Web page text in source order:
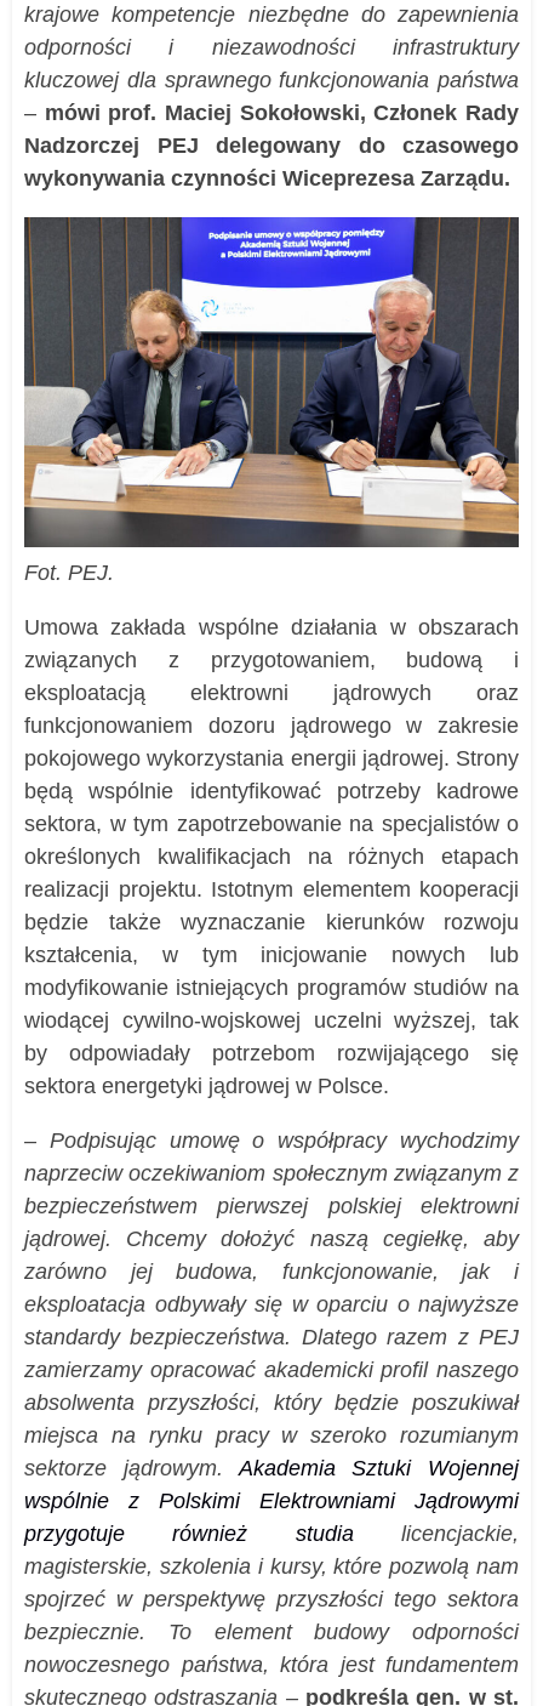
krajowe kompetencje niezbędne do zapewnienia
odporności i niezawodności infrastruktury
kluczowej dla sprawnego funkcjonowania państwa
– mówi prof. Maciej Sokołowski, Członek Rady
Nadzorczej PEJ delegowany do czasowego
wykonywania czynności Wiceprezesa Zarządu.
Fot. PEJ.
Umowa zakłada wspólne działania w obszarach
związanych z przygotowaniem, budową i
eksploatacją elektrowni jądrowych oraz
funkcjonowaniem dozoru jądrowego w zakresie
pokojowego wykorzystania energii jądrowej. Strony
będą wspólnie identyfikować potrzeby kadrowe
sektora, w tym zapotrzebowanie na specjalistów o
określonych kwalifikacjach na różnych etapach
realizacji projektu. Istotnym elementem kooperacji
będzie także wyznaczanie kierunków rozwoju
kształcenia, w tym inicjowanie nowych lub
modyfikowanie istniejących programów studiów na
wiodącej cywilno-wojskowej uczelni wyższej, tak
by odpowiadały potrzebom rozwijającego się
sektora energetyki jądrowej w Polsce.
– Podpisując umowę o współpracy wychodzimy
naprzeciw oczekiwaniom społecznym związanym z
bezpieczeństwem pierwszej polskiej elektrowni
jądrowej. Chcemy dołożyć naszą cegiełkę, aby
zarówno jej budowa, funkcjonowanie, jak i
eksploatacja odbywały się w oparciu o najwyższe
standardy bezpieczeństwa. Dlatego razem z PEJ
zamierzamy opracować akademicki profil naszego
absolwenta przyszłości, który będzie poszukiwał
miejsca na rynku pracy w szeroko rozumianym
sektorze jądrowym. Akademia Sztuki Wojennej
wspólnie z Polskimi Elektrowniami Jądrowymi
przygotuje również studia licencjackie,
magisterskie, szkolenia i kursy, które pozwolą nam
spojrzeć w perspektywę przyszłości tego sektora
bezpiecznie. To element budowy odporności
nowoczesnego państwa, która jest fundamentem
skutecznego odstraszania – podkreśla gen. w st.